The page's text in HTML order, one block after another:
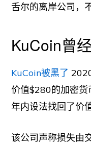
舌尔的离岸公司，
KuCoin曾
KuCoin被黑了
价值$280的加密货
年内设法找回了价
该公司声称损失由